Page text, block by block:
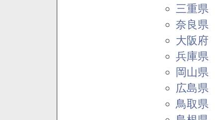
三重県
奈良県
大阪府
兵庫県
岡山県
広島県
鳥取県